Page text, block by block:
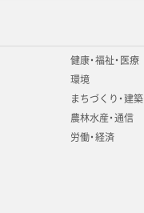
健康・福祉・医療
環境
まちづくり・建築
農林水産・通信
労働・経済